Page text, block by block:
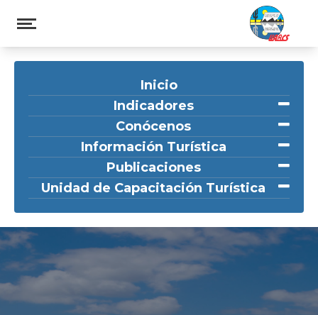
Inicio
Indicadores
Conócenos
Información Turística
Publicaciones
Unidad de Capacitación Turística